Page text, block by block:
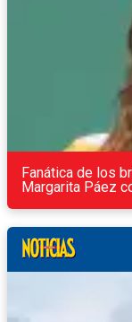
Fanática de los
Margarita Páez